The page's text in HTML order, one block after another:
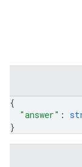
{
"answer" :
}